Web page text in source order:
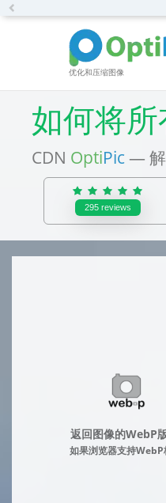
优化和压缩图像
如何将
CDN OptiPic — 解
295 reviews
返回图像的WebP
如果浏览器支持WebP